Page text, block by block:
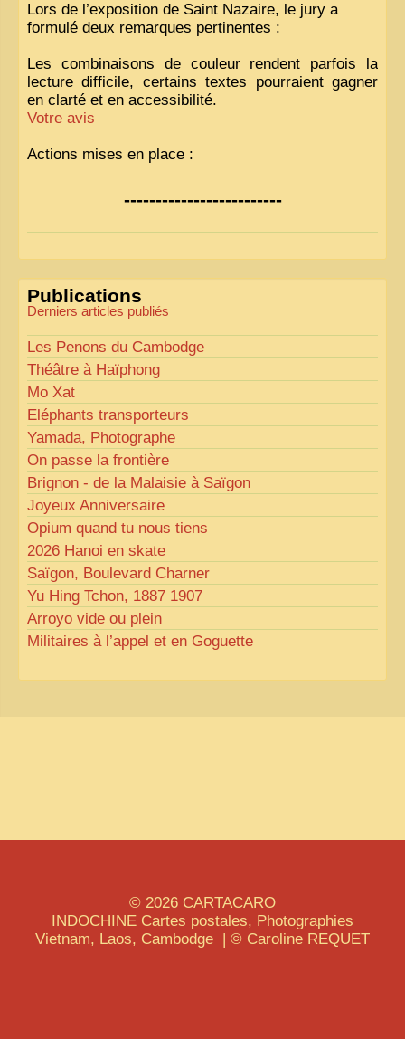
Lors de l’exposition de Saint Nazaire, le jury a
formulé deux remarques pertinentes :
Les combinaisons de couleur rendent parfois la
lecture difficile, certains textes pourraient gagner
en clarté et en accessibilité.
Votre avis
Actions mises en place :
Nous avons déjà ajusté les couleurs pour améliorer
la lisibilité. Votre avis nous intéresse !
« Comme tout bon collectionneur le sait, la
perfection est un idéal… mais nous y travaillons
-------------------------
Publications
Derniers articles publiés
Les Penons du Cambodge
Théâtre à Haïphong
Mo Xat
Eléphants transporteurs
Yamada, Photographe
On passe la frontière
Brignon - de la Malaisie à Saïgon
Joyeux Anniversaire
Opium quand tu nous tiens
2026 Hanoi en skate
Saïgon, Boulevard Charner
Yu Hing Tchon, 1887 1907
Arroyo vide ou plein
Militaires à l’appel et en Goguette
© 2026 CARTACARO
INDOCHINE Cartes postales, Photographies
Vietnam, Laos, Cambodge | © Caroline REQUET